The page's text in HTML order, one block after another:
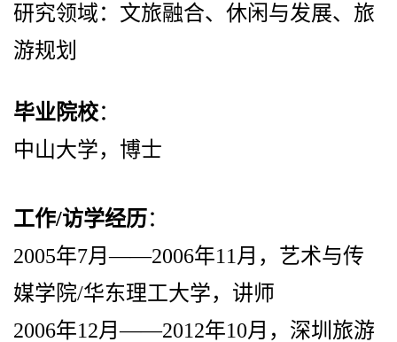
研究领域：文旅融合、休闲与发展、旅
游规划
毕业院校：
中山大学，博士
工作/访学经历：
2005年7月——2006年11 月，艺术与传
媒学院/华东理工大学，讲师
2006年12月——2012年10月，深圳旅游